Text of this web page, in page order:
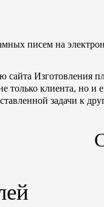
писем на
Изготовления
только клиента, но
задачи к